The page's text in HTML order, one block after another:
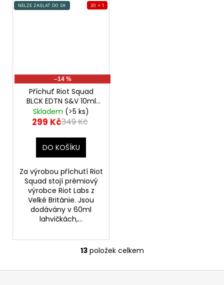
NELZE ZASLAT DO SK
–14 %
20 + 1
Příchuť Riot Squad
BLCK EDTN S&V 10ml
Pure Frozen Acai
(Ledové bobule acai)
Skladem (>5 ks)
299 Kč349 Kč
DO KOŠÍKU
Za výrobou příchutí Riot
Squad stojí prémiový
výrobce Riot Labs z
Velké Británie. Jsou
dodávány v 60ml
lahvičkách,...
O
v
13položek celkem
Z